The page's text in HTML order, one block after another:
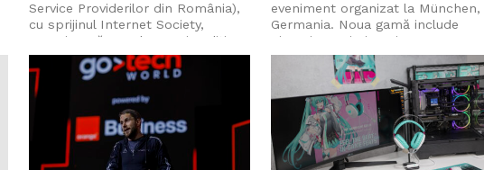
Service Providerilor din România),
cu sprijinul Internet Society,
organizează cea de-a treia ediție...
eveniment organizat la München,
Germania. Noua gamă include
Xiaomi 15T și Xiaomi...